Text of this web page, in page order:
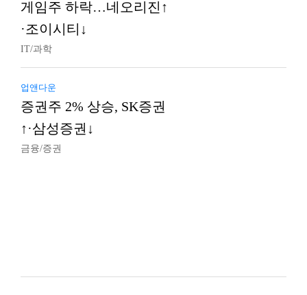
게임주 하락…네오리진↑
·조이시티↓
IT/과학
업앤다운
증권주 2% 상승, SK증권
↑·삼성증권↓
금융/증권